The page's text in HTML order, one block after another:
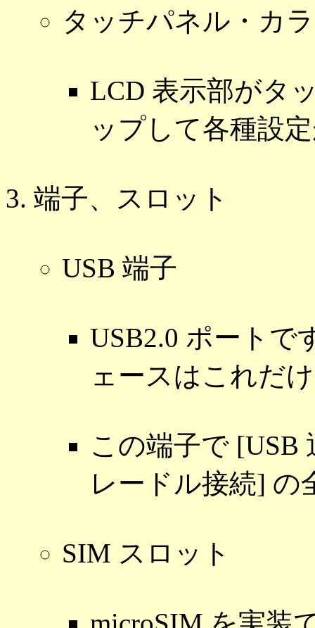
タッチパネル・カ
LCD 表示部がタ
ップして各種設
端子、スロット
USB 端子
USB2.0 ポートで
ェースはこれだ
この端子で [USB
レードル接続] の
SIM スロット